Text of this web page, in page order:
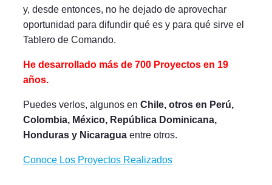
y, desde entonces, no he dejado de aprovechar
oportunidad para difundir qué es y para qué sirve el
Tablero de Comando.
He desarrollado más de 700 Proyectos en 19
años.
Puedes verlos, algunos en Chile, otros en Perú,
Colombia, México, República Dominicana,
Honduras y Nicaragua entre otros.
Conoce Los Proyectos Realizados